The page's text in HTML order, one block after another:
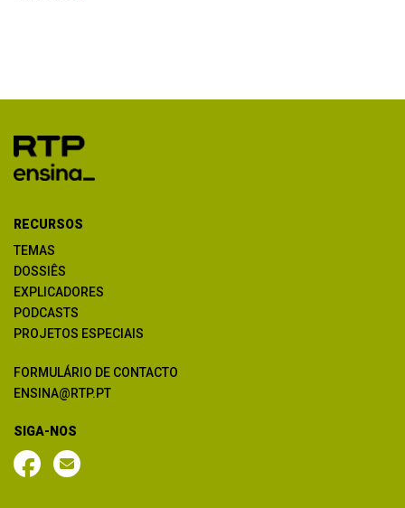
RECURSOS
TEMAS
DOSSIÊS
EXPLICADORES
PODCASTS
PROJETOS ESPECIAIS
FORMULÁRIO DE CONTACTO
ENSINA@RTP.PT
SIGA-NOS